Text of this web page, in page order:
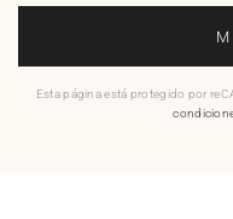
Esta página está protegido por